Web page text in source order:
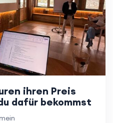
ihren Preis
dafür bekommst